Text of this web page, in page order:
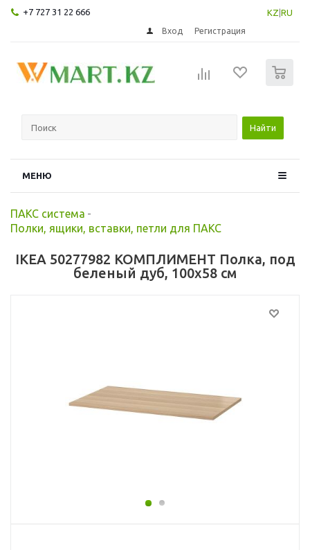
+7 727 31 22 666 KZ RU
Вход Регистрация
Найти
МЕНЮ
ПАКС система -
Полки, ящики, вставки, петли для ПАКС
IKEA 50277982 КОМПЛИМЕНТ Полка, под
беленый дуб, 100x58 см